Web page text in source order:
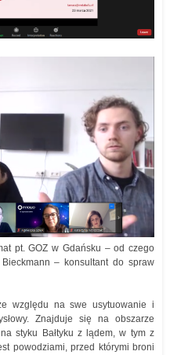
pt. GOZ w Gdańsku – od czego
– konsultant do spraw
względu na swe usytuowanie i
Znajduje się na obszarze
styku Bałtyku z lądem, w tym z
powodziami, przed którymi broni